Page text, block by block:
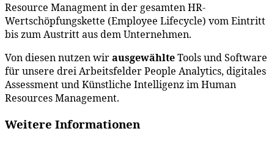
Resource Managment in der gesamten HR-
Wertschöpfungskette (Employee Lifecycle) vom Eintritt
bis zum Austritt aus dem Unternehmen.
Von diesen nutzen wirausgewählteTools und Software
für unsere drei Arbeitsfelder People Analytics, digitales
Assessment und Künstliche Intelligenz im Human
Resources Management.
Weitere Informationen